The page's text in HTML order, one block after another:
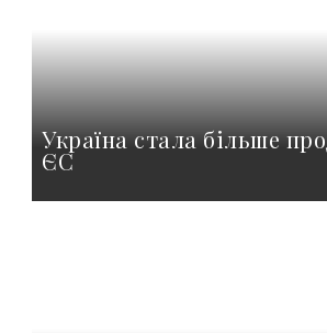
Україна стала більше
ЄС